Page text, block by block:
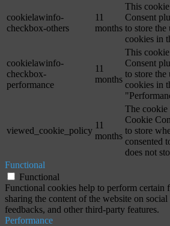
cookielawinfo-
checkbox-others
11
months
This
Consent
to store the
cookies in
cookielawinfo-
checkbox-
performance
11
months
This
Consent
to store the
cookies in
viewed_cookie_policy
11
months
The cookie
Cookie
to store
consented
does not
Functional
Functional
Functional cookies help to perform certain
sharing the content of the website on
feedbacks, and other third-party features.
Performance